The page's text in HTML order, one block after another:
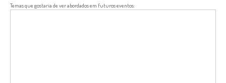
Temas que gostaria de ver abordados em futuros eventos: